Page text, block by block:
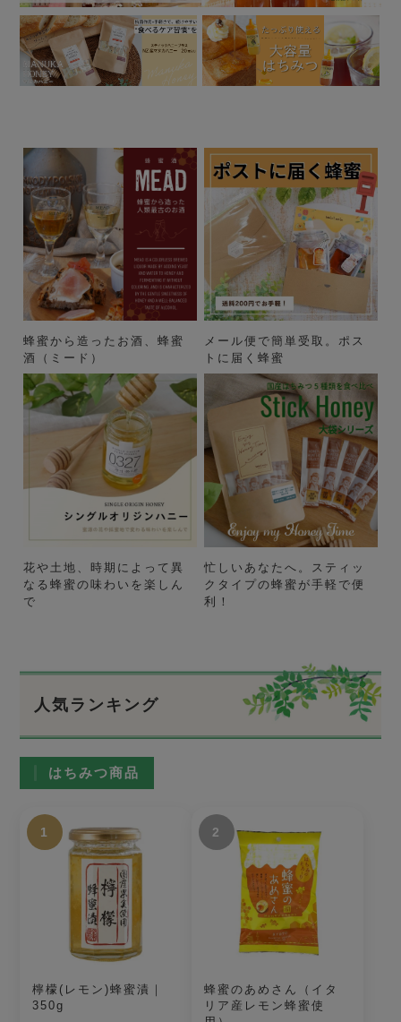
蜂蜜から造ったお酒、蜂蜜
酒（ミード）
メール便で簡単受取。ポス
トに届く蜂蜜
花や土地、時期によって異
なる蜂蜜の味わいを楽しん
で
忙しいあなたへ。スティッ
クタイプの蜂蜜が手軽で便
利！
人気ランキング
はちみつ商品
1
檸檬(レモン)蜂蜜漬｜
350g
2
蜂蜜のあめさん（イタ
リア産レモン蜂蜜使